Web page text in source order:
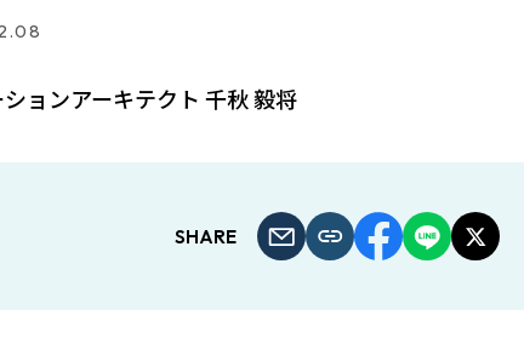
ョンアーキテクト 千秋 毅将
SHARE